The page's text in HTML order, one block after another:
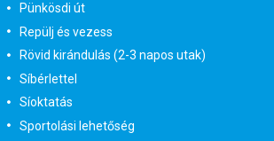
Pünkösdi út
Repülj és vezess
Rövid kirándulás (2-3 napos utak)
Síbérlettel
Síoktatás
Sportolási lehetőség